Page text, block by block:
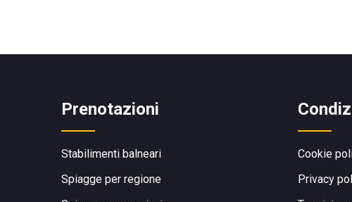
Prenotazioni
Stabilimenti balneari
Spiagge per regione
Cookie
Privacy